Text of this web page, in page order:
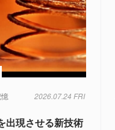
2026.07.24 FRI
出現させる新技術